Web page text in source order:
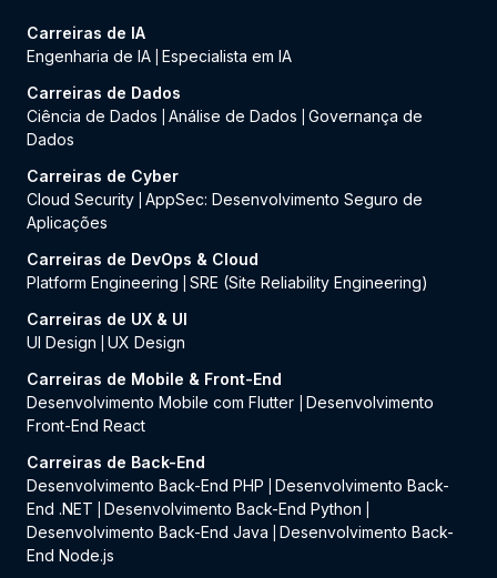
Carreiras de IA
Engenharia de IA Especialista em IA
Carreiras de Dados
Ciência de Dados
Análise de Dados
Governança de
Dados
Carreiras de Cyber
Cloud Security AppSec: Desenvolvimento Seguro de
Aplicações
Carreiras de DevOps & Cloud
Platform Engineering
SRE (Site Reliability Engineering)
Carreiras de UX & UI
UI Design
UX Design
Carreiras de Mobile & Front-End
Desenvolvimento Mobile com Flutter
Desenvolvimento
Front-End React
Carreiras de Back-End
Desenvolvimento Back-End PHP
Desenvolvimento Back-
End .NET
Desenvolvimento Back-End Python
Desenvolvimento Back-End Java
Desenvolvimento Back-
End Node.js